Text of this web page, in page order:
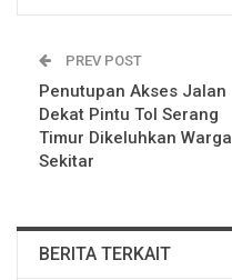
PREV POST
Penutupan Akses Jalan
Dekat Pintu Tol Serang
Timur Dikeluhkan Warga
Sekitar
BERITA TERKAIT